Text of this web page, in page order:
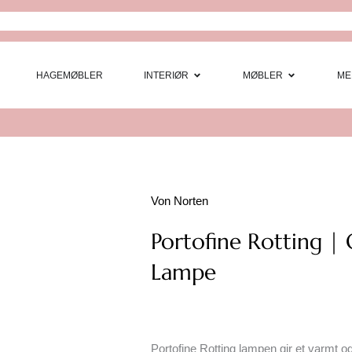
HAGEMØBLER INTERIØR Open
MØBLER
Von Norten
Portofine Rotting |
Lampe
Portofine Rotting lampen gir et varmt